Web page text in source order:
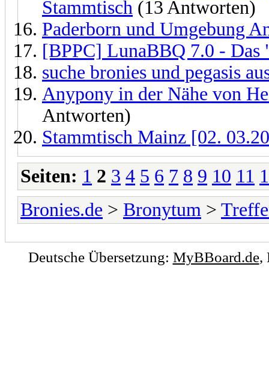
Stammtisch (13 Antworten)
Paderborn und Umgebung
[BPPC] LunaBBQ 7.0 - Das
suche bronies und pegasis
Anypony in der Nähe von
Antworten)
Stammtisch Mainz [02.
Seiten: 1 2 3 4 5 6 7 8 9 10 11
Bronies.de > Bronytum >
Deutsche Übersetzung: MyBBoard.de,